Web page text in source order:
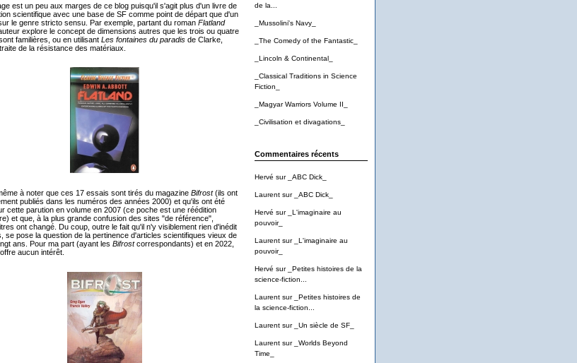
de la...
_Mussolini's Navy_
_The Comedy of the Fantastic_
_Lincoln & Continental_
_Classical Traditions in Science
Fiction_
_Magyar Warriors Volume II_
_Civilisation et divagations_
Commentaires récents
Hervé sur _ABC Dick_
Laurentsur _ABC Dick_
Hervé sur
_L'imaginaire au
pouvoir_
Laurentsur
_L'imaginaire au
pouvoir_
Hervé sur
_Petites histoires de la
science-fiction...
Laurentsur
_Petites histoires de
la science-fiction...
Laurentsur _Un siècle de SF_
Laurentsur
_Worlds Beyond
Time_
est un peu aux marges de ce blog puisqu'il s'agit plus d'un livre de
scientifique avec une base de SF comme point de départ que d'un
le genre stricto sensu. Par exemple, partant du roman Flatland
explore le concept de dimensions autres que les trois ou quatre
familières, ou en utilisantLes fontaines du paradisde Clarke,
de la résistance des matériaux.
à noter que ces 17 essais sont tirés du magazine Bifrost(ils ont
publiés dans les numéros des années 2000) et qu'ils ont été
cette parution en volume en 2007 (ce poche est une réédition
et que, à la plus grande confusion des sites "de référence",
ont changé. Du coup, outre le fait qu'il n'y visiblement rien d'inédit
se pose la question de la pertinence d'articles scientifiques vieux de
ans. Pour ma part (ayant les Bifrostcorrespondants) et en 2022,
aucun intérêt.